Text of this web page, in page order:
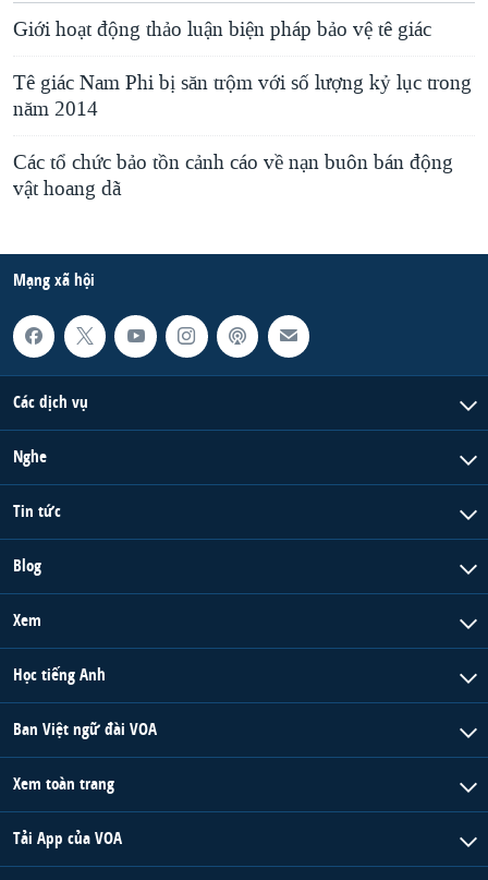
Giới hoạt động thảo luận biện pháp bảo vệ tê giác
Tê giác Nam Phi bị săn trộm với số lượng kỷ lục trong
năm 2014
Các tổ chức bảo tồn cảnh cáo về nạn buôn bán động
vật hoang dã
Mạng xã hội
Các dịch vụ
Nghe
Tin tức
Blog
Xem
Học tiếng Anh
Ban Việt ngữ đài VOA
Xem toàn trang
Tải App của VOA